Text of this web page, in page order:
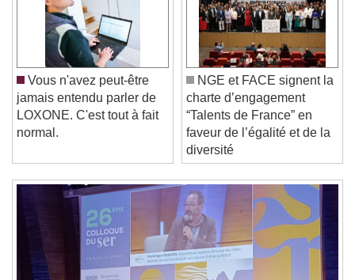
Video Player is loading.
Play Video
Play
Skip Backward
Skip Forward
Unmute
Current Time0:00
Loaded:0%
Stream TypeLIVE
Seek to live, currently behind live
Remaining Time
Playback Rate
Vous n'avez peut-être
jamais entendu parler de
LOXONE. C'est tout à fait
NGE et FACE signent la
charte d’engagement
“Talents de France” en
faveur de l’égalité et de la
diversité